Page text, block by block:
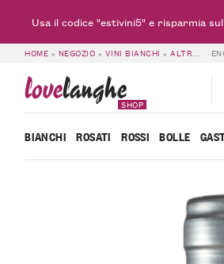
HOME » NEGOZIO » VINI BIANCHI »ALTRI BIANCHI
lovelanghe
SHOP
BIANCHI ROSATI ROSSI BOLLE
Usa il codice "estivini5" e risparmia